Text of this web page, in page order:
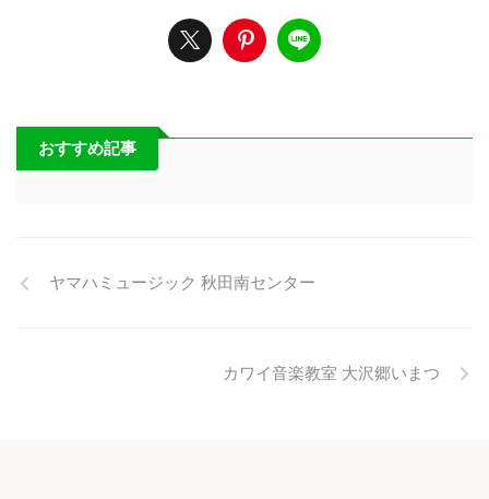
おすすめ記事
ヤマハミュージック 秋田南センター
カワイ音楽教室 大沢郷いまつ